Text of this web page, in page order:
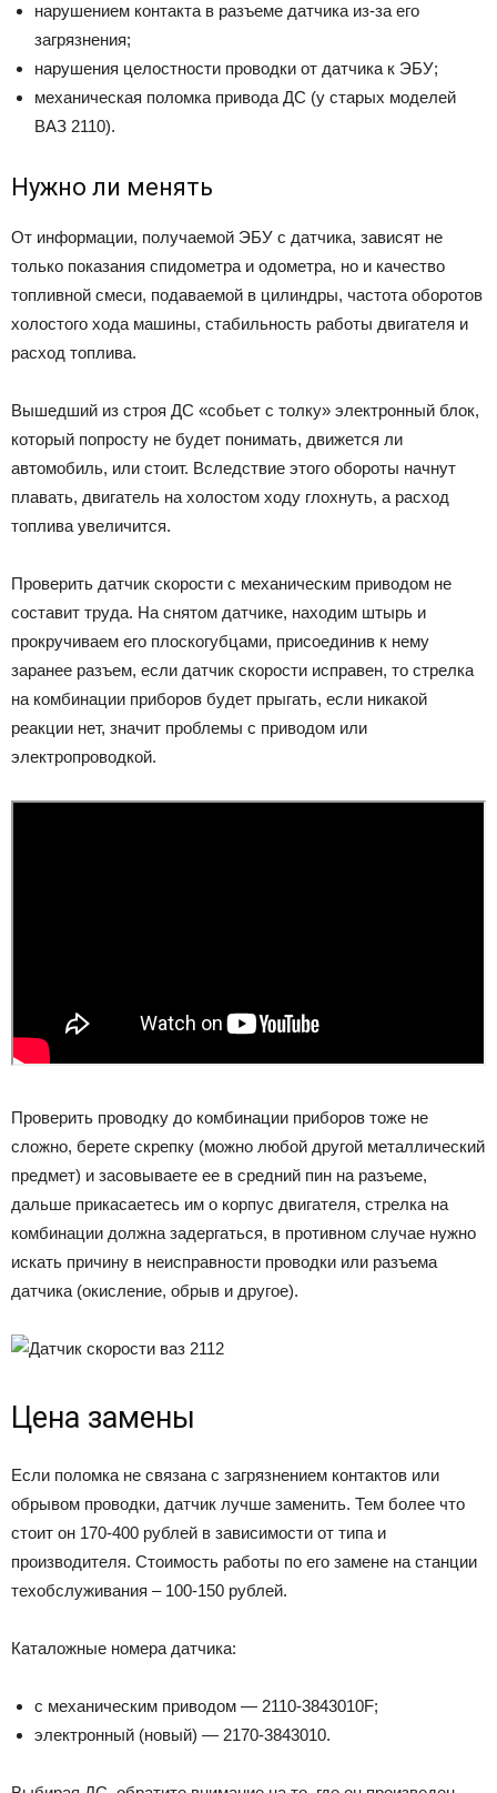
нарушением контакта в разъеме датчика из-за его
загрязнения;
нарушения целостности проводки от датчика к ЭБУ;
механическая поломка привода ДС (у старых моделей
ВАЗ 2110).
Нужно ли менять
От информации, получаемой ЭБУ с датчика, зависят не
только показания спидометра и одометра, но и качество
топливной смеси, подаваемой в цилиндры, частота оборотов
холостого хода машины, стабильность работы двигателя и
расход топлива.
Вышедший из строя ДС «собьет с толку» электронный блок,
который попросту не будет понимать, движется ли
автомобиль, или стоит. Вследствие этого обороты начнут
плавать, двигатель на холостом ходу глохнуть, а расход
топлива увеличится.
Проверить датчик скорости с механическим приводом не
составит труда. На снятом датчике, находим штырь и
прокручиваем его плоскогубцами, присоединив к нему
заранее разъем, если датчик скорости исправен, то стрелка
на комбинации приборов будет прыгать, если никакой
реакции нет, значит проблемы с приводом или
электропроводкой.
Проверить проводку до комбинации приборов тоже не
сложно, берете скрепку (можно любой другой металлический
предмет) и засовываете ее в средний пин на разъеме,
дальше прикасаетесь им о корпус двигателя, стрелка на
комбинации должна задергаться, в противном случае нужно
искать причину в неисправности проводки или разъема
датчика (окисление, обрыв и другое).
Цена замены
Если поломка не связана с загрязнением контактов или
обрывом проводки, датчик лучше заменить. Тем более что
стоит он 170-400 рублей в зависимости от типа и
производителя. Стоимость работы по его замене на станции
техобслуживания – 100-150 рублей.
Каталожные номера датчика:
с механическим приводом — 2110-3843010F;
электронный (новый) — 2170-3843010.